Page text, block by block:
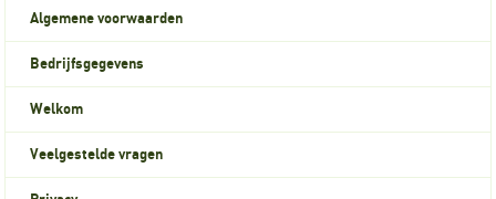
Algemene voorwaarden
Bedrijfsgegevens
Welkom
Veelgestelde vragen